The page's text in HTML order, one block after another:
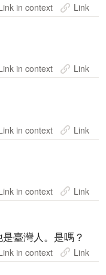
in context Link
in context Link
in context Link
in context Link
臺灣人。是嗎？
in context Link